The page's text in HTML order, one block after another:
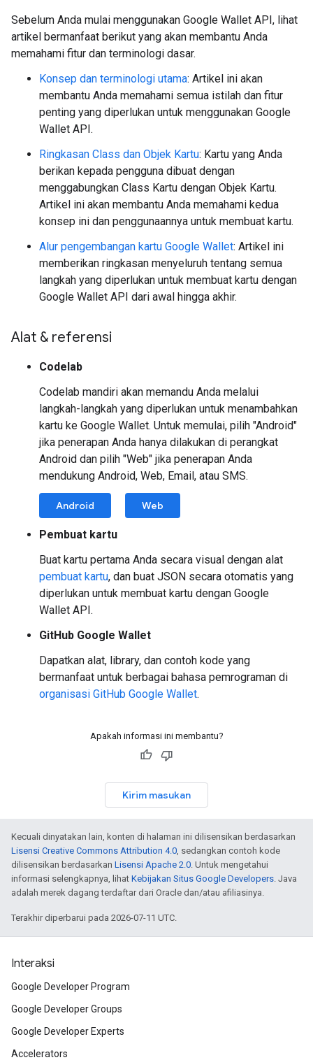
Sebelum Anda mulai menggunakan Google Wallet API, lihat
artikel bermanfaat berikut yang akan membantu Anda
memahami fitur dan terminologi dasar.
Konsep dan terminologi utama: Artikel ini akan
membantu Anda memahami semua istilah dan fitur
penting yang diperlukan untuk menggunakan Google
Wallet API.
Ringkasan Class dan Objek Kartu: Kartu yang Anda
berikan kepada pengguna dibuat dengan
menggabungkan Class Kartu dengan Objek Kartu.
Artikel ini akan membantu Anda memahami kedua
konsep ini dan penggunaannya untuk membuat kartu.
Alur pengembangan kartu Google Wallet: Artikel ini
memberikan ringkasan menyeluruh tentang semua
langkah yang diperlukan untuk membuat kartu dengan
Google Wallet API dari awal hingga akhir.
Alat & referensi
Codelab
Codelab mandiri akan memandu Anda melalui
langkah-langkah yang diperlukan untuk menambahkan
kartu ke Google Wallet. Untuk memulai, pilih "Android"
jika penerapan Anda hanya dilakukan di perangkat
Android dan pilih "Web" jika penerapan Anda
mendukung Android, Web, Email, atau SMS.
Android Web
Pembuat kartu
Buat kartu pertama Anda secara visual dengan alat
pembuat kartu, dan buat JSON secara otomatis yang
diperlukan untuk membuat kartu dengan Google
Wallet API.
GitHub Google Wallet
Dapatkan alat, library, dan contoh kode yang
bermanfaat untuk berbagai bahasa pemrograman di
organisasi GitHub Google Wallet.
Apakah informasi ini membantu?
Kirim masukan
Kecuali dinyatakan lain, konten di halaman ini dilisensikan berdasarkan
Lisensi Creative Commons Attribution 4.0, sedangkan contoh kode
dilisensikan berdasarkan Lisensi Apache 2.0. Untuk mengetahui
informasi selengkapnya, lihat Kebijakan Situs Google Developers. Java
adalah merek dagang terdaftar dari Oracle dan/atau afiliasinya.
Terakhir diperbarui pada 2026-07-11 UTC.
Interaksi
Google Developer Program
Google Developer Groups
Google Developer Experts
Accelerators